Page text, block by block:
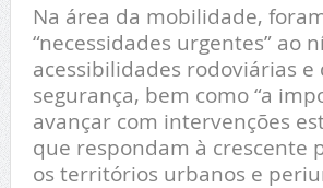
Na área da mobilidade,
“necessidades urgentes” ao
acessibilidades rodoviárias e
segurança, bem como “a
avançar com intervenções
que respondam à crescente
os territórios urbanos e